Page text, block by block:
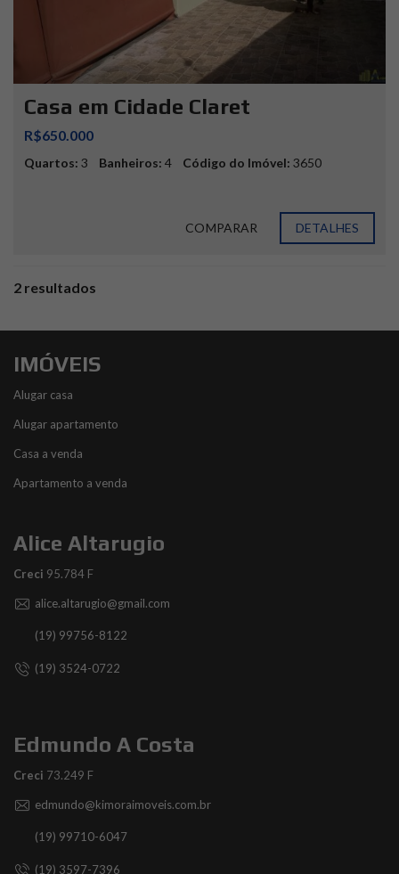
Casa em Cidade Claret
R$650.000
Quartos: 3 Banheiros: 4 Código do Imóvel: 3650
COMPARAR DETALHES
2 resultados
IMÓVEIS
Alugar casa
Alugar apartamento
Casa a venda
Apartamento a venda
Alice Altarugio
Creci 95.784 F
alice.altarugio@gmail.com
(19) 99756-8122
(19) 3524-0722
Edmundo A Costa
Creci 73.249 F
edmundo@kimoraimoveis.com.br
(19) 99710-6047
(19) 3597-7396